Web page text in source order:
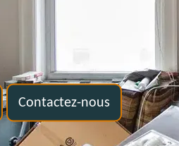
Contactez-nous